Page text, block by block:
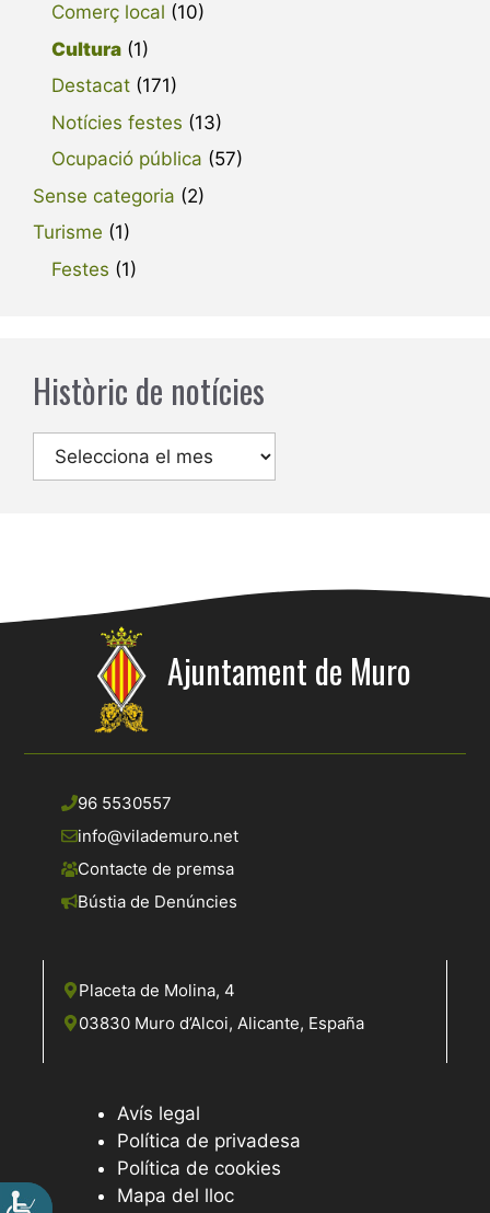
Comerç local (10)
Cultura (1)
Destacat (171)
Notícies festes (13)
Ocupació pública (57)
Sense categoria (2)
Turisme (1)
Festes (1)
Històric de notícies
Arxius
Ajuntament de Muro
96 5530557
info@vilademuro.net
Contacte de premsa
Bústia de Denúncies
Placeta de Molina, 4
03830 Muro d’Alcoi, Alicante, España
Avís legal
Política de privadesa
Política de cookies
Mapa del lloc